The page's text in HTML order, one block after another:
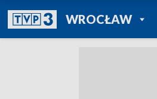
WROCŁAW
POWRÓT
TVP